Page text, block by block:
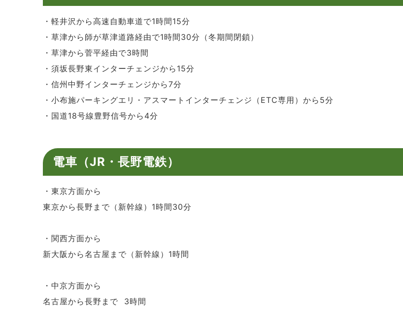
・軽井沢から高速自動車道で1時間15分
・草津から師が草津道路経由で1時間30分（冬期間閉鎖）
・草津から菅平経由で3時間
・須坂長野東インターチェンジから15分
・信州中野インターチェンジから7分
・小布施パーキングエリ・アスマートインターチェンジ（ETC専用）から5分
・国道18号線豊野信号から4分
電車（JR・長野電鉄）
・東京方面から
東京から長野まで（新幹線）1時間30分
・関西方面から
新大阪から名古屋まで（新幹線）1時間
・中京方面から
名古屋から長野まで 3時間